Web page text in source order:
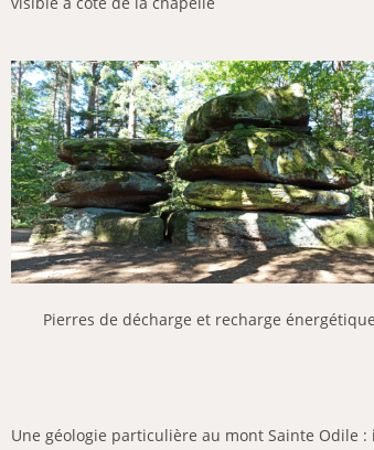
Pierres de décharge et recharge énergétique
Une géologie particulière au mont Sainte Odile